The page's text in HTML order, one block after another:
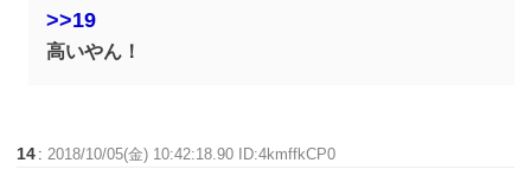
>>19
高いやん！
14 :2018/10/05(金) 10:42:18.90 ID:4kmffkCP0